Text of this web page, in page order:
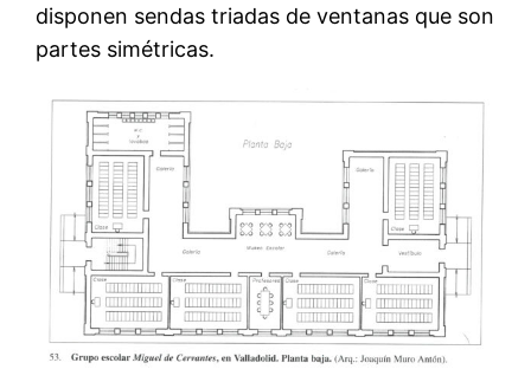
disponen sendas triadas de ventanas que son
partes simétricas.